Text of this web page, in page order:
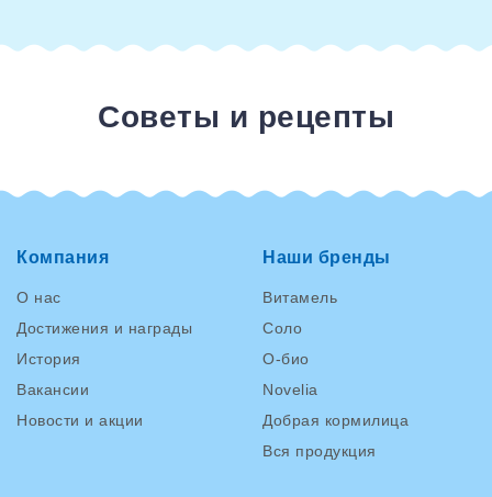
Советы и рецепты
Компания
О нас
Достижения и награды
История
Вакансии
Новости и акции
Наши бренды
Витамель
Соло
О-био
Novelia
Добрая кормилица
Вся продукция